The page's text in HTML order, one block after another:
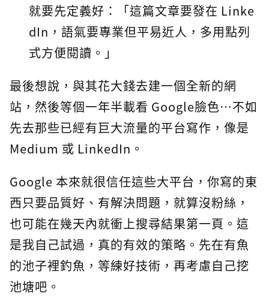
就要先定義好：「這篇文章要發在 Linke
dIn，語氣要專業但平易近人，多用點列
式方便閱讀。」
最後想說，與其花大錢去建一個全新的網
站，然後等個一年半載看 Google臉色…不如
先去那些已經有巨大流量的平台寫作，像是
Medium 或 LinkedIn。
Google 本來就很信任這些大平台，你寫的東
西只要品質好、有解決問題，就算沒粉絲，
也可能在幾天內就衝上搜尋結果第一頁。這
是我自己試過，真的有效的策略。先在有魚
的池子裡釣魚，等練好技術，再考慮自己挖
池塘吧。